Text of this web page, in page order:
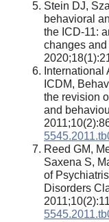
Stein DJ,
behavioral
the ICD-11:
changes
ICDM,
the revision
and
Reed GM,
Saxena S,
of
Disorders